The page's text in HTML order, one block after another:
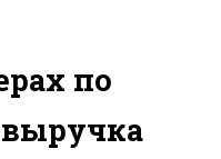
по